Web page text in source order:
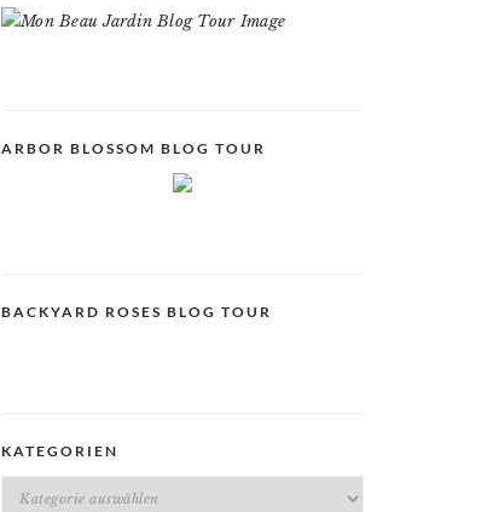
ARBOR BLOSSOM BLOG TOUR
BACKYARD ROSES BLOG TOUR
KATEGORIEN
Kategorien